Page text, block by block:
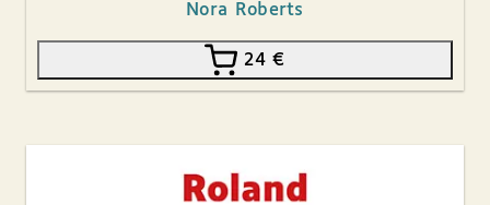
Nora Roberts
24€